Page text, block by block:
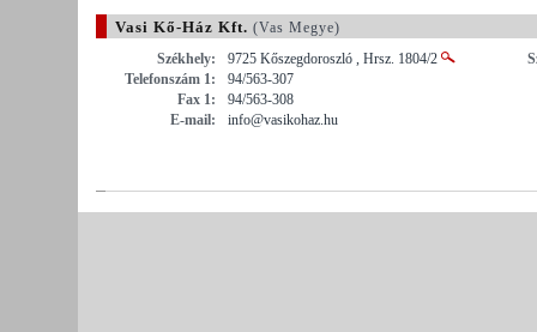
Vasi Kő-Ház Kft. (Vas Megye)
Székhely:
9725 Kőszegdoroszló , Hrsz. 1804/2
Telefonszám 1:
94/563-307
Fax 1:
94/563-308
E-mail:
info@vasikohaz.hu